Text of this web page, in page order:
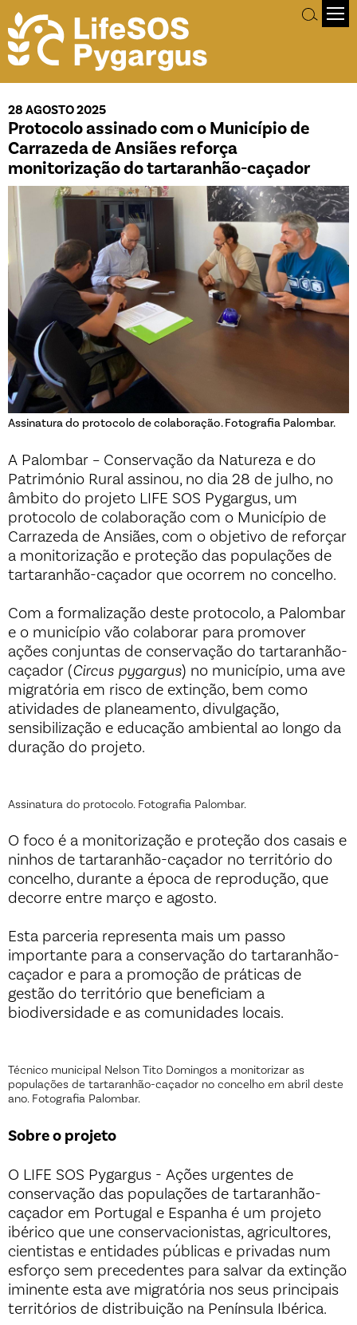
28 AGOSTO 2025
Protocolo assinado com o Município de
Carrazeda de Ansiães reforça
monitorização do tartaranhão-caçador
Assinatura do protocolo de colaboração. Fotografia Palombar.
A Palombar – Conservação da Natureza e do
Património Rural assinou, no dia 28 de julho, no
âmbito do projeto LIFE SOS Pygargus, um
protocolo de colaboração com o Município de
Carrazeda de Ansiães, com o objetivo de reforçar
a monitorização e proteção das populações de
tartaranhão-caçador que ocorrem no concelho.
Com a formalização deste protocolo, a Palombar
e o município vão colaborar para promover
ações conjuntas de conservação do tartaranhão-
caçador (Circus pygargus) no município, uma ave
migratória em risco de extinção, bem como
atividades de planeamento, divulgação,
sensibilização e educação ambiental ao longo da
duração do projeto.
Assinatura do protocolo. Fotografia Palombar.
O foco é a monitorização e proteção dos casais e
ninhos de tartaranhão-caçador no território do
concelho, durante a época de reprodução, que
decorre entre março e agosto.
Esta parceria representa mais um passo
importante para a conservação do tartaranhão-
caçador e para a promoção de práticas de
gestão do território que beneficiam a
biodiversidade e as comunidades locais.
Técnico municipal Nelson Tito Domingos a monitorizar as
populações de tartaranhão-caçador no concelho em abril deste
ano. Fotografia Palombar.
Sobre o projeto
O LIFE SOS Pygargus - Ações urgentes de
conservação das populações de tartaranhão-
caçador em Portugal e Espanha é um projeto
ibérico que une conservacionistas, agricultores,
cientistas e entidades públicas e privadas num
esforço sem precedentes para salvar da extinção
iminente esta ave migratória nos seus principais
territórios de distribuição na Península Ibérica.